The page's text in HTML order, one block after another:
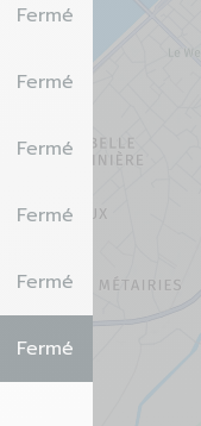
Fermé
Fermé
Fermé
Fermé
Fermé
Fermé